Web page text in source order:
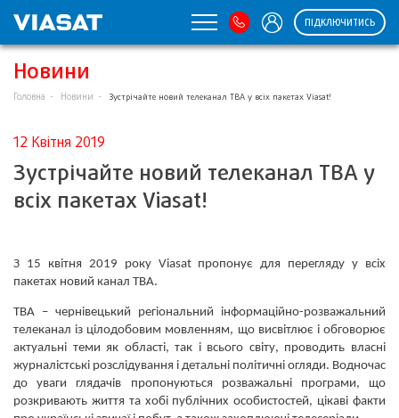
ПІДКЛЮЧИТИСЬ
Новини
Головна Новини Зустрічайте новий телеканал ТВА у всіх пакетах Viasat!
12 Квітня 2019
Зустрічайте новий телеканал ТВА у
всіх пакетах Viasat!
З 15 квітня 2019 року Viasat пропонує для перегляду у всіх
пакетах новий канал ТВА.
ТВА – чернівецький регіональний інформаційно-розважальний
телеканал із цілодобовим мовленням, що висвітлює і обговорює
актуальні теми як області, так і всього світу, проводить власні
журналістські розслідування і детальні політичні огляди. Водночас
до уваги глядачів пропонуються розважальні програми, що
розкривають життя та хобі публічних особистостей, цікаві факти